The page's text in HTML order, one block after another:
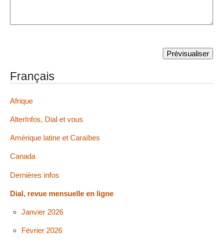
Français
Afrique
AlterInfos, Dial et vous
Amérique latine et Caraïbes
Canada
Dernières infos
Dial, revue mensuelle en ligne
Janvier 2026
Février 2026